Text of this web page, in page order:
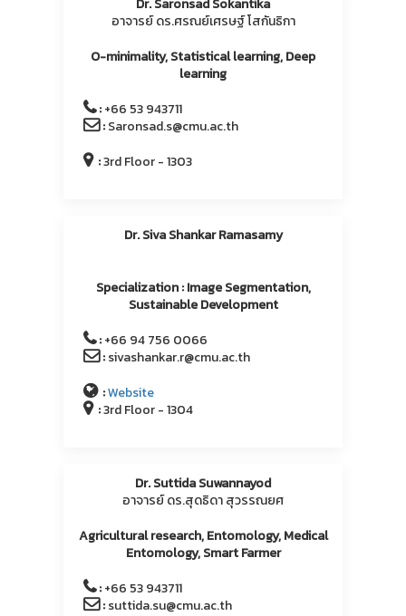
Dr. Saronsad Sokantika
อาจารย์ ดร.ศรณย์เศรษฐ์ โสกันธิกา
O-minimality, Statistical learning, Deep
learning
:+66 53 943711
:Saronsad.s@cmu.ac.th
:3rd Floor - 1303
Dr. Siva Shankar Ramasamy
Specialization : Image Segmentation,
Sustainable Development
:+66 94 756 0066
:sivashankar.r@cmu.ac.th
:Website
:3rd Floor - 1304
Dr. Suttida Suwannayod
อาจารย์ ดร.สุดธิดา สุวรรณยศ
Agricultural research, Entomology, Medical
Entomology, Smart Farmer
:+66 53 943711
:suttida.su@cmu.ac.th